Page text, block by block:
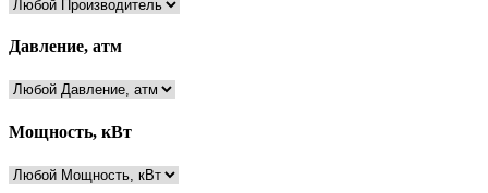
Давление, атм
Мощность, кВт